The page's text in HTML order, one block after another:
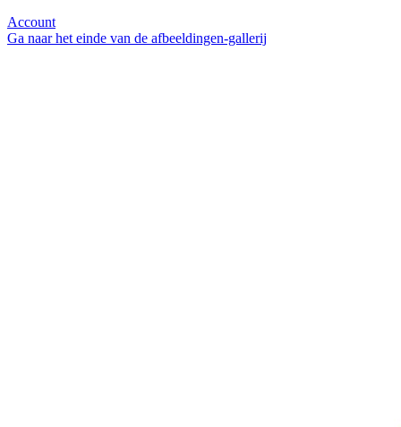
Account
Ga naar het einde van de afbeeldingen-gallerij